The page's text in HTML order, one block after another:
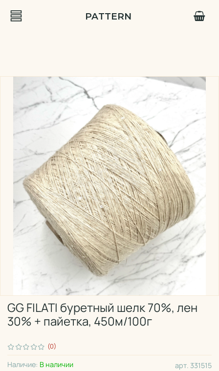
PATTERN
(0)
арт. 331515
Наличие: В наличии
GG FILATI буретный шелк 70%, лен
30% + пайетка, 450м/100г